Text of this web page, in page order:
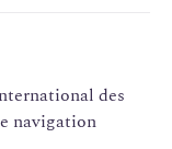
des
navigation